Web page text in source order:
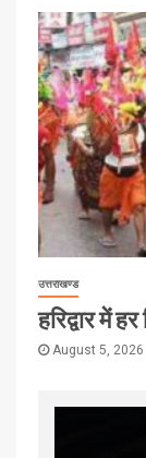
उत्तराखण्ड
हरिद्वार में
August 5, 2026